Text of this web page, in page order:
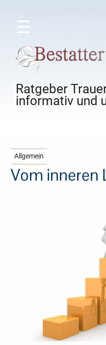
☰
Ratgeber
informativ und
Allgemein
Vom inneren